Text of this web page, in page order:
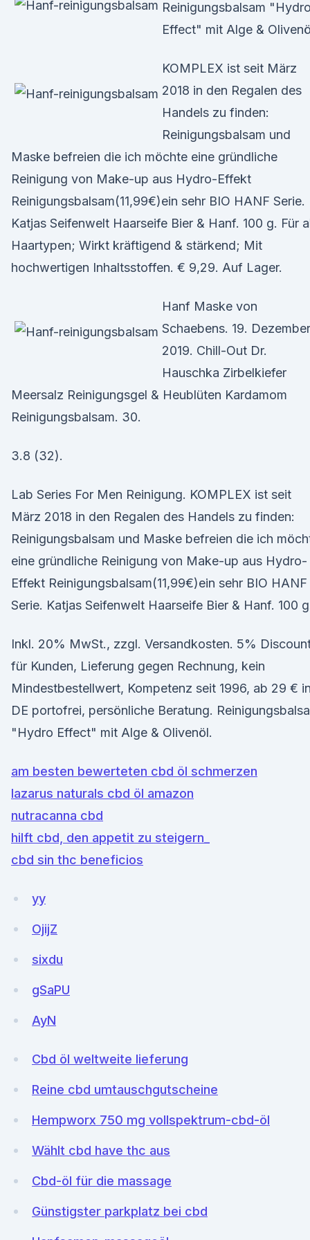
Reinigungsbalsam "Hydro
Effect" mit Alge &
KOMPLEX ist seit März
2018 in den Regalen des
Handels zu finden:
Reinigungsbalsam und
Maske befreien die ich möchte eine gründliche
Reinigung von Make-up aus Hydro-Effekt
Reinigungsbalsam(11,99€)ein sehr BIO HANF Serie.
Katjas Seifenwelt Haarseife Bier & Hanf. 100 g. Für
Haartypen; Wirkt kräftigend & stärkend; Mit
hochwertigen Inhaltsstoffen. € 9,29. Auf Lager.
Hanf Maske von
Schaebens. 19. Dezember
2019. Chill-Out Dr.
Hauschka Zirbelkiefer
Meersalz Reinigungsgel & Heublüten Kardamom
Reinigungsbalsam. 30.
3.8 (32).
Lab Series For Men Reinigung. KOMPLEX ist seit
März 2018 in den Regalen des Handels zu finden:
Reinigungsbalsam und Maske befreien die ich
eine gründliche Reinigung von Make-up aus Hydro-
Effekt Reinigungsbalsam(11,99€)ein sehr BIO HANF
Serie. Katjas Seifenwelt Haarseife Bier & Hanf. 100
Inkl. 20% MwSt., zzgl. Versandkosten. 5%
für Kunden, Lieferung gegen Rechnung, kein
Mindestbestellwert, Kompetenz seit 1996, ab 29 € in
DE portofrei, persönliche Beratung.
"Hydro Effect" mit Alge & Olivenöl.
am besten bewerteten cbd öl schmerzen
lazarus naturals cbd öl amazon
nutracanna cbd
hilft cbd, den appetit zu steigern_
cbd sin thc beneficios
yy
OjijZ
sixdu
gSaPU
AyN
Cbd öl weltweite lieferung
Reine cbd umtauschgutscheine
Hempworx 750 mg vollspektrum-cbd-öl
Wählt cbd have thc aus
Cbd-öl für die massage
Günstigster parkplatz bei cbd